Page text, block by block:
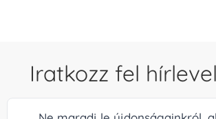
Iratkozz fel